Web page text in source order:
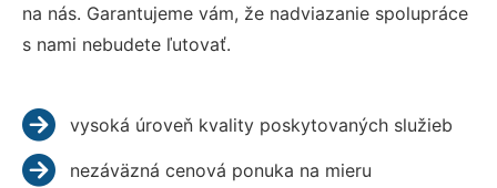
na nás. Garantujeme vám, že nadviazanie spolupráce
s nami nebudete ľutovať.
vysoká úroveň kvality poskytovaných služieb
nezáväzná cenová ponuka na mieru